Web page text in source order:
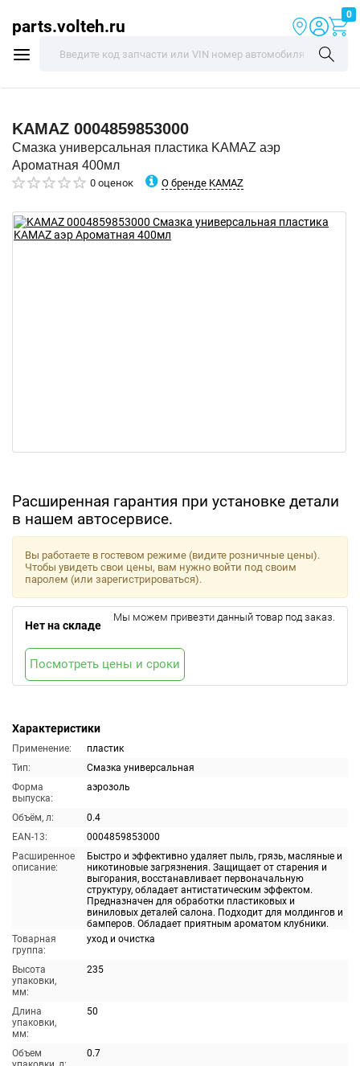
parts.volteh.ru
0
KAMAZ 0004859853000
Смазка универсальная пластика KAMAZ аэр
Ароматная 400мл
0 оценок О бренде KAMAZ
Расширенная гарантия при установке детали
в нашем автосервисе.
Характеристики
Применение:
пластик
Тип:
Смазка универсальная
Форма
выпуска:
аэрозоль
Объём, л:
0.4
EAN-13:
0004859853000
Расширенное
описание:
Быстро и эффективно удаляет пыль, грязь, масляные и
никотиновые загрязнения. Защищает от старения и
выгорания, восстанавливает первоначальную
структуру, обладает антистатическим эффектом.
Предназначен для обработки пластиковых и
виниловых деталей салона. Подходит для молдингов и
бамперов. Обладает приятным ароматом клубники.
Товарная
группа:
уход и очистка
Высота
упаковки,
мм:
235
Длина
упаковки,
мм:
50
Объем
0.7
Вы работаете в гостевом режиме (видите розничные цены).
Чтобы увидеть свои цены, вам нужно войти под своим
паролем (или зарегистрироваться).
Нет на складе
Мы можем привезти данный товар под заказ.
Посмотреть цены и сроки